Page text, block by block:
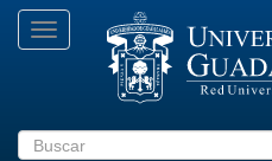
Pasar
Toggle
navigation
Buscar